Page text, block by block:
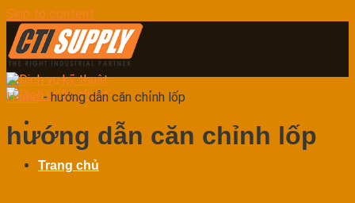
Skip to content
Trang chủ
Home-hướng dẫn căn chỉnh lốp
hướng dẫn căn chỉnh lốp